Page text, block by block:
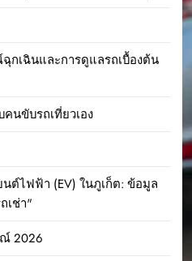
กเฉินและการดูแลรถเบื้องต้น
นขับรถเที่ยวเอง
ต์ไฟฟ้า (EV) ในภูเก็ต: ข้อมูล
เช่า"
2026